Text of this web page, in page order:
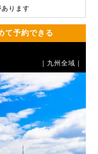
ります
て予約できる
｜九州全域｜